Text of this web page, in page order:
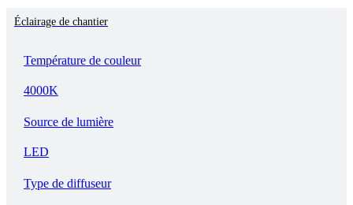
Éclairage de chantier
Température de couleur
4000K
Source de lumière
LED
Type de diffuseur